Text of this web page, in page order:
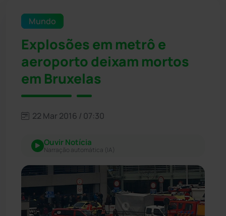
Mundo
Explosões em metrô e
aeroporto deixam mortos
em Bruxelas
22 Mar 2016 / 07:30
Ouvir Notícia
Narração automática (IA)